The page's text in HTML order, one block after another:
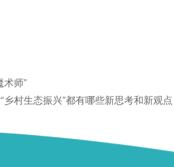
术师”
村生态振兴”都有哪些新思考和新观点